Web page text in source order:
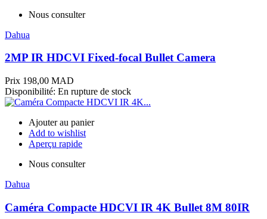
Nous consulter
Dahua
2MP IR HDCVI Fixed-focal Bullet Camera
Prix 198,00 MAD
Disponibilité: En rupture de stock
Ajouter au panier
Add to wishlist
Aperçu rapide
Nous consulter
Dahua
Caméra Compacte HDCVI IR 4K Bullet 8M 80IR